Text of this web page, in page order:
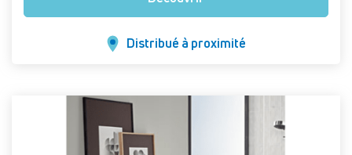
Distribué à proximité